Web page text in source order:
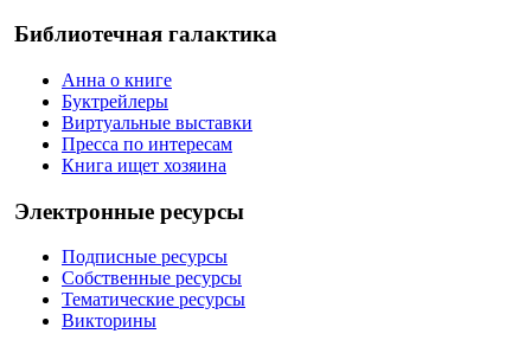
Библиотечная галактика
Анна о книге
Буктрейлеры
Виртуальные выставки
Пресса по интересам
Книга ищет хозяина
Электронные ресурсы
Подписные ресурсы
Собственные ресурсы
Тематические ресурсы
Викторины